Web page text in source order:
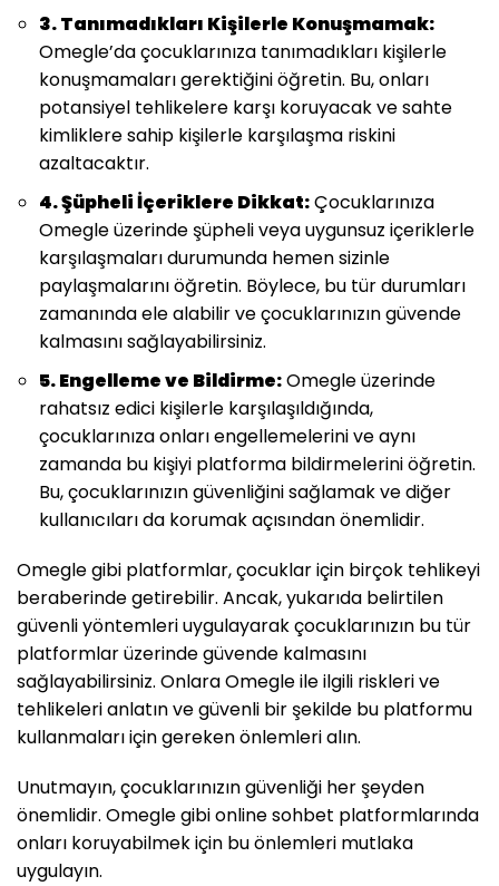
3. Tanımadıkları Kişilerle Konuşmamak:
Omegle’da çocuklarınıza tanımadıkları kişilerle
konuşmamaları gerektiğini öğretin. Bu, onları
potansiyel tehlikelere karşı koruyacak ve sahte
kimliklere sahip kişilerle karşılaşma riskini
azaltacaktır.
4. Şüpheli İçeriklere Dikkat:Çocuklarınıza
Omegle üzerinde şüpheli veya uygunsuz içeriklerle
karşılaşmaları durumunda hemen sizinle
paylaşmalarını öğretin. Böylece, bu tür durumları
zamanında ele alabilir ve çocuklarınızın güvende
kalmasını sağlayabilirsiniz.
5. Engelleme ve Bildirme:Omegle üzerinde
rahatsız edici kişilerle karşılaşıldığında,
çocuklarınıza onları engellemelerini ve aynı
zamanda bu kişiyi platforma bildirmelerini öğretin.
Bu, çocuklarınızın güvenliğini sağlamak ve diğer
kullanıcıları da korumak açısından önemlidir.
Omegle gibi platformlar, çocuklar için birçok tehlikeyi
beraberinde getirebilir. Ancak, yukarıda belirtilen
güvenli yöntemleri uygulayarak çocuklarınızın bu tür
platformlar üzerinde güvende kalmasını
sağlayabilirsiniz. Onlara Omegle ile ilgili riskleri ve
tehlikeleri anlatın ve güvenli bir şekilde bu platformu
kullanmaları için gereken önlemleri alın.
Unutmayın, çocuklarınızın güvenliği her şeyden
önemlidir. Omegle gibi online sohbet platformlarında
onları koruyabilmek için bu önlemleri mutlaka
uygulayın.